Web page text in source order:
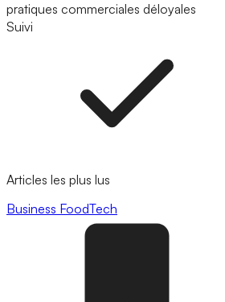
pratiques commerciales déloyales
Suivi
Articles les plus lus
Business FoodTech